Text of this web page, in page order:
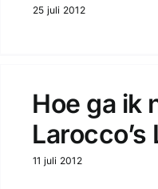
25 juli 2012
Hoe ga ik
Larocco’s
11 juli 2012